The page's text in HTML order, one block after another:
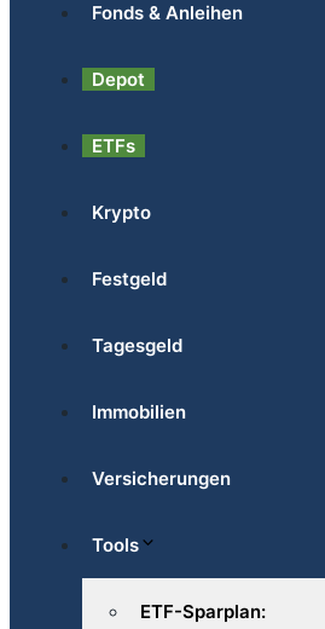
Fonds & Anleihen
Depot
ETFs
Krypto
Festgeld
Tagesgeld
Immobilien
Versicherungen
Tools
ETF-Sparplan: